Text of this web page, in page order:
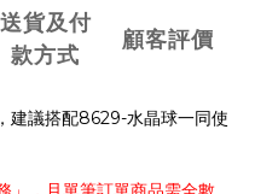
送貨及付
款方式
顧客評價
議搭配8629-水晶球一同使